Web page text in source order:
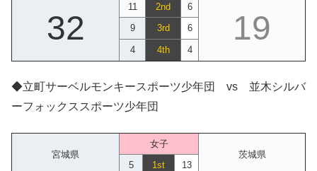
32
11 2nd 6
19
9 3rd 6
4 4th 4
◆立町サーベルモンキースポーツ少年団 vs 並木シルバ
ーフォックススポーツ少年団
宮城県
女子
茨城県
5
1st 13